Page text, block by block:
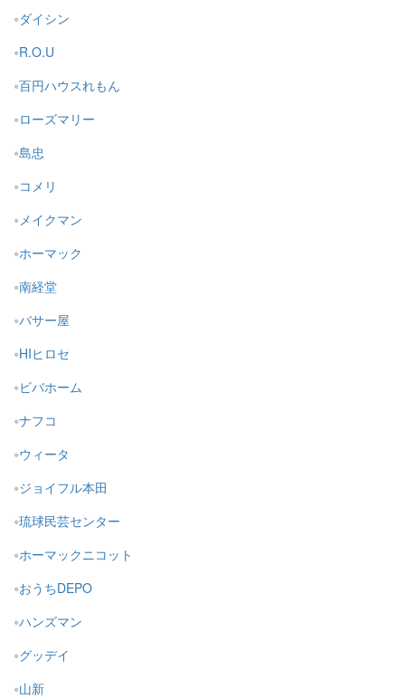
ダイシン
R.O.U
百円ハウスれもん
ローズマリー
島忠
コメリ
メイクマン
ホーマック
南経堂
バサー屋
HIヒロセ
ビバホーム
ナフコ
ウィータ
ジョイフル本田
琉球民芸センター
ホーマックニコット
おうちDEPO
ハンズマン
グッデイ
山新